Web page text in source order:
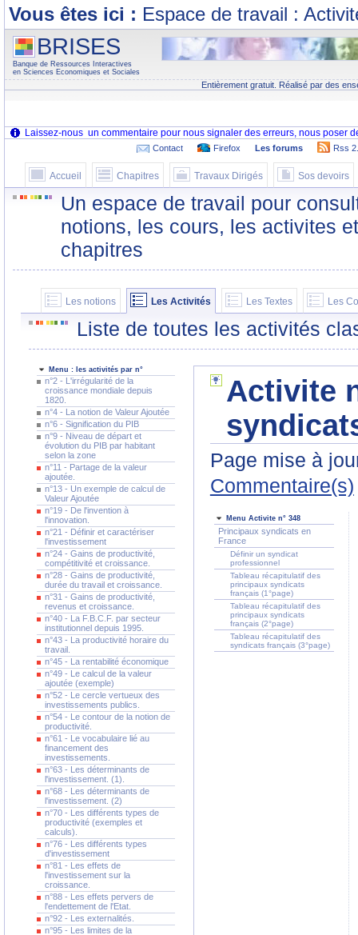
Vous êtes ici : Espace de travail :
BRISES
Banque de Ressources Interactives
en Sciences Economiques et Sociales
Entièrement gratuit. Réalisé par des
Contact Firefox Les forums Rss
Accueil Chapitres Travaux Dirigés Sos devoirs
Un espace de travail pour
notions, les cours, les activites
chapitres
Les notions Les Activités Les Textes Les
Liste de toutes les activités
Menu : les activités par n°
n°2 - L'irrégularité de la
croissance mondiale depuis
1820.
n°4 - La notion de Valeur Ajoutée
n°6 - Signification du PIB
n°9 - Niveau de départ et
évolution du PIB par habitant
selon la zone
n°11 - Partage de la valeur
ajoutée.
n°13 - Un exemple de calcul de
Valeur Ajoutée
n°19 - De l'invention à
l'innovation.
n°21 - Définir et caractériser
l'investissement
n°24 - Gains de productivité,
compétitivité et croissance.
n°28 - Gains de productivité,
durée du travail et croissance.
n°31 - Gains de productivité,
revenus et croissance.
n°40 - La F.B.C.F. par secteur
institutionnel depuis 1995.
n°43 - La productivité horaire du
travail.
n°45 - La rentabilité économique
n°49 - Le calcul de la valeur
ajoutée (exemple)
n°52 - Le cercle vertueux des
investissements publics.
n°54 - Le contour de la notion de
productivité.
n°61 - Le vocabulaire lié au
financement des
investissements.
n°63 - Les déterminants de
l'investissement. (1).
n°68 - Les déterminants de
l'investissement. (2)
n°70 - Les différents types de
productivité (exemples et
calculs).
n°76 - Les différents types
d'investissement
n°81 - Les effets de
l'investissement sur la
croissance.
n°88 - Les effets pervers de
l'endettement de l'Etat.
n°92 - Les externalités.
n°95 - Les limites de la
Activite
Page mise à
Commentaire(s)
Menu Activite n° 348
Principaux syndicats en
France
Définir un syndicat
professionnel
Tableau récapitulatif des
principaux syndicats
français (1°page)
Tableau récapitulatif des
principaux syndicats
français (2°page)
Tableau récapitulatif des
syndicats français (3°page)